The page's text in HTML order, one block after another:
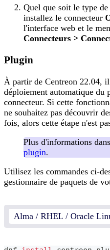
Quel que soit le type
installez le connecteur
l'interface web et le
Connecteurs >
Plugin
À partir de Centreon 22.04,
déploiement automatique
connecteur. Si cette
ne souhaitez pas découvrir
fois, alors cette étape n'est
Plus d'informations
plugin.
Utilisez les commandes ci-
gestionnaire de paquets de
Alma / RHEL / Oracle